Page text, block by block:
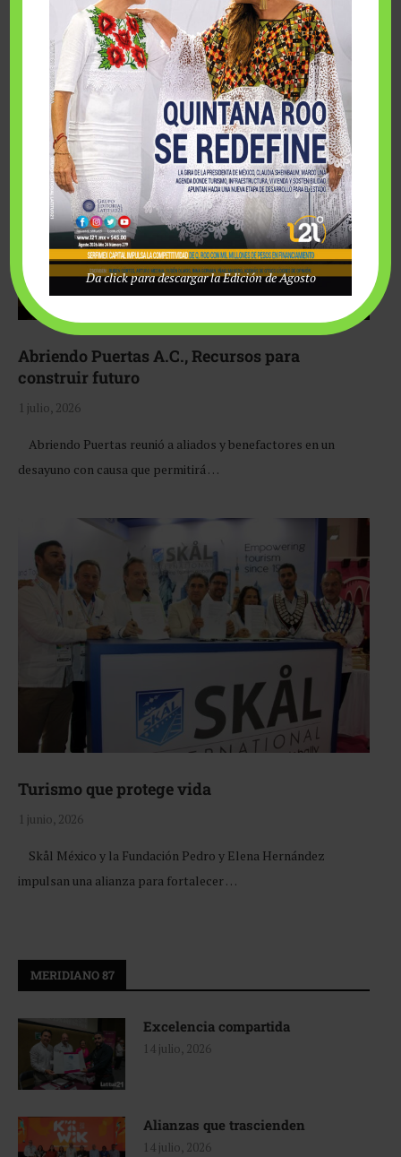
Fairmont Mayakoba y Make-A-Wish México unieron
esfuerzos para hacer realidad el deseo de una …
Abriendo Puertas A.C., Recursos para
construir futuro
1 julio, 2026
Abriendo Puertas reunió a aliados y benefactores en un
desayuno con causa que permitirá …
Turismo que protege vida
1 junio, 2026
Skål México y la Fundación Pedro y Elena Hernández
impulsan una alianza para fortalecer …
MERIDIANO 87
Excelencia compartida
14 julio, 2026
Alianzas que trascienden
14 julio, 2026
Da click para descargar la Edición de Agosto